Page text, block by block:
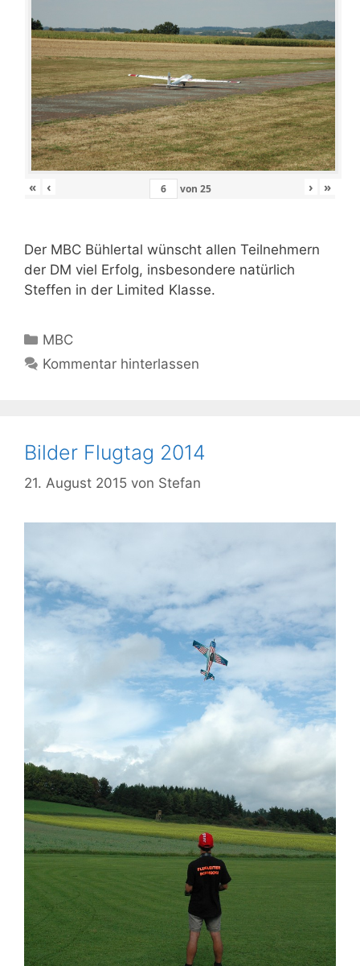
« ‹ von 25 › »
Der MBC Bühlertal wünscht allen Teilnehmern
der DM viel Erfolg, insbesondere natürlich
Steffen in der Limited Klasse.
Kategorien
MBC
Kommentar hinterlassen
Bilder Flugtag 2014
21. August 2015 von Stefan